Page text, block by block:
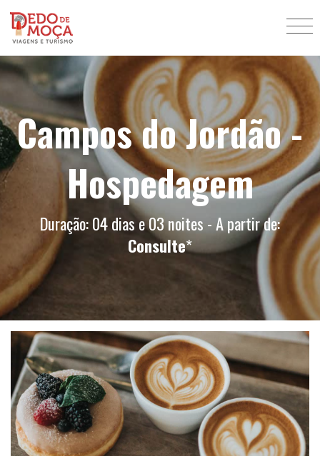
Campos do Jordão -
Hospedagem
Duração: 04 dias e 03 noites - A partir de:
Consulte*